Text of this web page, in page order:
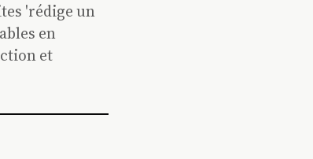
'rédige un
en
et